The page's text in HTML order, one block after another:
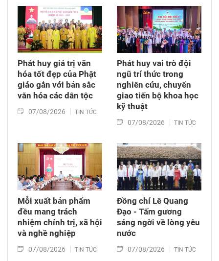
Phát huy giá trị văn
hóa tốt đẹp của Phật
giáo gắn với bản sắc
văn hóa các dân tộc
07/08/2026 TIN TỨC
Phát huy vai trò đội
ngũ trí thức trong
nghiên cứu, chuyển
giao tiến bộ khoa học
kỹ thuật
07/08/2026 TIN TỨC
Mỗi xuất bản phẩm
đều mang trách
nhiệm chính trị, xã hội
và nghề nghiệp
07/08/2026 TIN TỨC
Đồng chí Lê Quang
Đạo - Tấm gương
sáng ngời về lòng yêu
nước
07/08/2026 TIN TỨC